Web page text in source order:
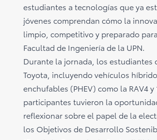
estudiantes a tecnologías que ya
jóvenes comprendan cómo la
limpio, competitivo y preparado
Facultad de Ingeniería de la UPN.
Durante la jornada, los
Toyota, incluyendo vehículos
enchufables (PHEV) como la RAV4
participantes tuvieron la
reflexionar sobre el papel de la
los Objetivos de Desarrollo